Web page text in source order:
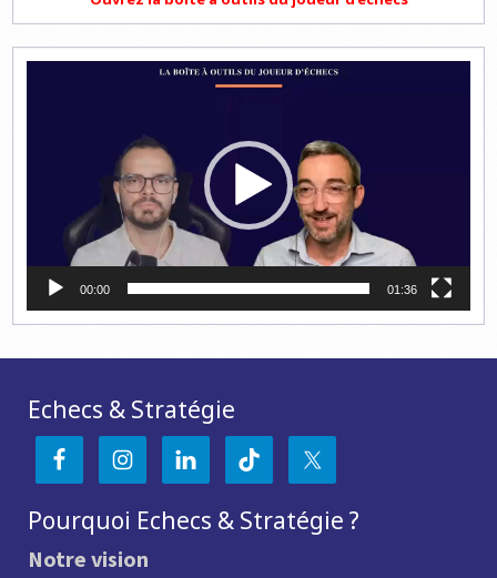
00:00 01:36
Echecs & Stratégie
Pourquoi Echecs & Stratégie ?
Notre vision